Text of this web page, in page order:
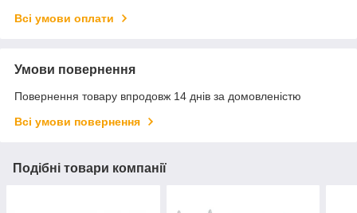
Всі умови оплати
Умови повернення
Повернення товару впродовж 14 днів за домовленістю
Всі умови повернення
Подібні товари компанії